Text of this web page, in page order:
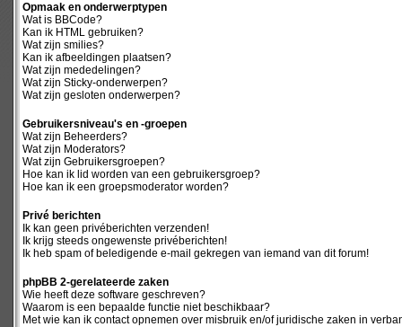
Opmaak en onderwerptypen
Wat is BBCode?
Kan ik HTML gebruiken?
Wat zijn smilies?
Kan ik afbeeldingen plaatsen?
Wat zijn mededelingen?
Wat zijn Sticky-onderwerpen?
Wat zijn gesloten onderwerpen?
Gebruikersniveau's en -groepen
Wat zijn Beheerders?
Wat zijn Moderators?
Wat zijn Gebruikersgroepen?
Hoe kan ik lid worden van een gebruikersgroep?
Hoe kan ik een groepsmoderator worden?
Privé berichten
Ik kan geen privéberichten verzenden!
Ik krijg steeds ongewenste privéberichten!
Ik heb spam of beledigende e-mail gekregen van iemand van dit forum!
phpBB 2-gerelateerde zaken
Wie heeft deze software geschreven?
Waarom is een bepaalde functie niet beschikbaar?
Met wie kan ik contact opnemen over misbruik en/of juridische zaken in